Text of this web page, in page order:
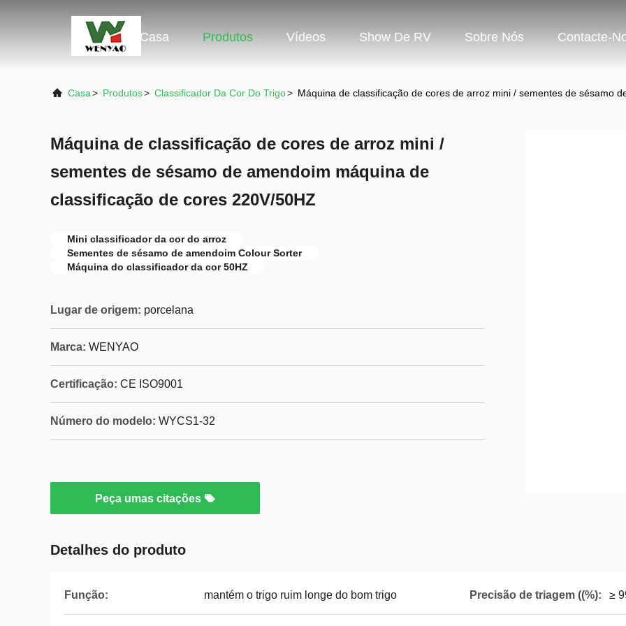
Casa Produtos Vídeos Show De RV Sobre Nós Contacte-
Casa> Produtos> Classificador Da Cor Do Trigo> Máquina de classificação de cores de arroz mini / sementes de sésamo
Máquina de classificação de cores de arroz mini /
sementes de sésamo de amendoim máquina de
classificação de cores 220V/50HZ
Mini classificador da cor do arroz
Sementes de sésamo de amendoim Colour Sorter
Máquina do classificador da cor 50HZ
Lugar de origem: porcelana
Marca: WENYAO
Certificação: CE ISO9001
Número do modelo: WYCS1-32
Peça umas citações
Detalhes do produto
Função: mantém o trigo ruim longe do bom trigo Precisão de triagem ((%): ≥